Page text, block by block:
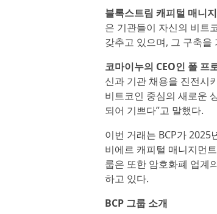
블록스트림 캐피털 매니
은 기관들이 자신의 비트
갖추고 있으며, 그 구축을
코마이누의 CEO인 폴
신과 기관 채용을 진전시
비트코인 중심의 새로운
되어 기쁘다”고 말했다.
이번 거래는 BCP가
비에르 캐피털 매니지먼
룹은 또한 암호화폐 업계
하고 있다.
BCP 그룹 소개